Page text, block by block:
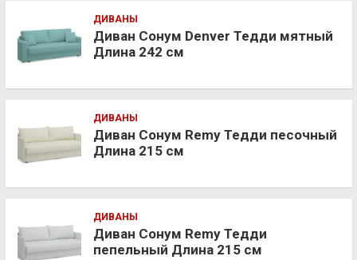
ДИВАНЫ
Диван Сонум Denver Тедди мятный
Длина 242 см
ДИВАНЫ
Диван Сонум Remy Тедди песочный
Длина 215 см
ДИВАНЫ
Диван Сонум Remy Тедди
пепельный Длина 215 см